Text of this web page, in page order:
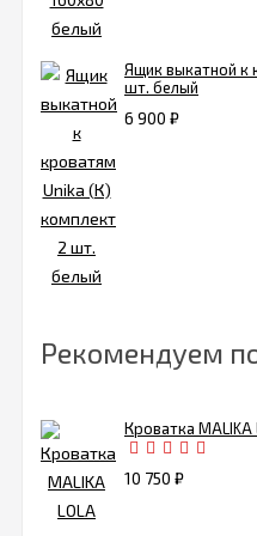
Ящик выкатной к
шт. белый
6 900 ₽
Рекомендуем
Кроватка
10 750 ₽